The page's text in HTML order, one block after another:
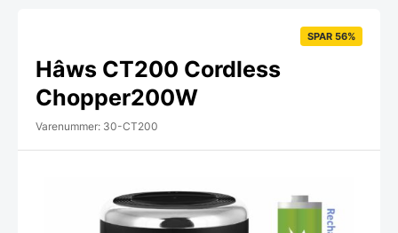
SPAR 56%
Hâws CT200 Cordless
Chopper200W
Varenummer: 30-CT200